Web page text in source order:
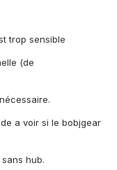
trop sensible
(de
a voir si le bobjgear
hub.